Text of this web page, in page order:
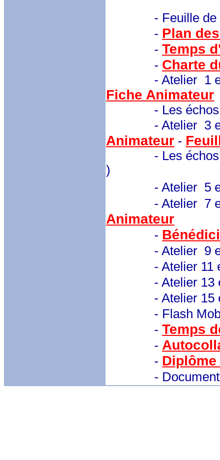
- Feuille
- Plan
- Temps
- Charte
- Atelier 1 et 2 :
Fiche Animateur
- Les échos des
- Atelier 3
Animateur -
- Les échos des
)
- Atelier 5 et
- Atelier 7 et 8 :
Animateur
-
- Atelier 9 et
- Atelier 11 et
- Atelier 13 et
- Atelier 15 et
- Flash Mob
- Temps
-
-
-